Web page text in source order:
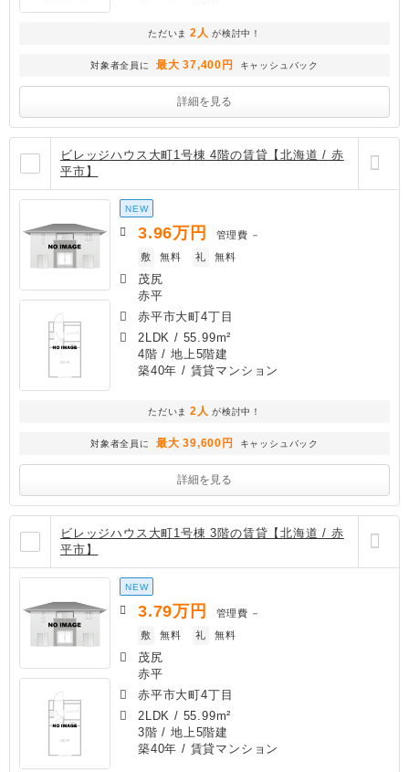
ただいま 2人 が検討中！
対象者全員に 最大 37,400円 キャッシュバック
詳細を見る
ビレッジハウス大町1号棟 4階の賃貸【北海道 / 赤
平市】
NEW
3.96万円 管理費 －
敷
無料 礼 無料
茂尻
赤平
赤平市大町4丁目
2LDK / 55.99m²
4階 / 地上5階建
築40年 / 賃貸マンション
ただいま 2人 が検討中！
対象者全員に 最大 39,600円 キャッシュバック
詳細を見る
ビレッジハウス大町1号棟 3階の賃貸【北海道 / 赤
平市】
NEW
3.79万円 管理費 －
敷
無料 礼 無料
茂尻
赤平
赤平市大町4丁目
2LDK / 55.99m²
3階 / 地上5階建
築40年 / 賃貸マンション